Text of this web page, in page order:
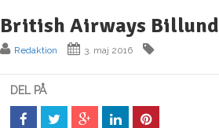
British Airways Billund
Redaktion 3. maj 2016
DEL PÅ